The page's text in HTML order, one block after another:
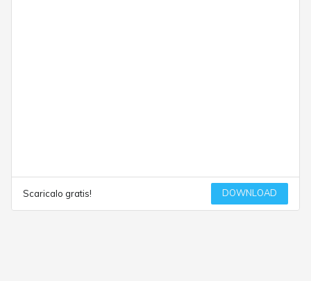
Scaricalo gratis! DOWNLOAD